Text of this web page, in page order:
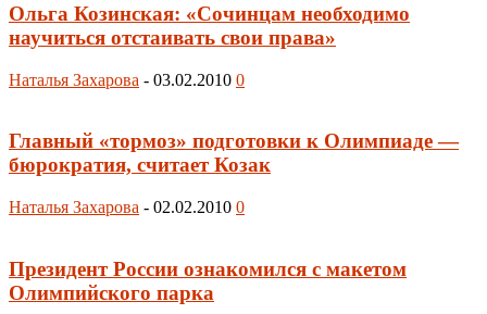
Ольга Козинская: «Сочинцам необходимо
научиться отстаивать свои права»
Наталья Захарова - 03.02.2010 0
Главный «тормоз» подготовки к Олимпиаде —
бюрократия, считает Козак
Наталья Захарова - 02.02.2010 0
Президент России ознакомился с макетом
Олимпийского парка